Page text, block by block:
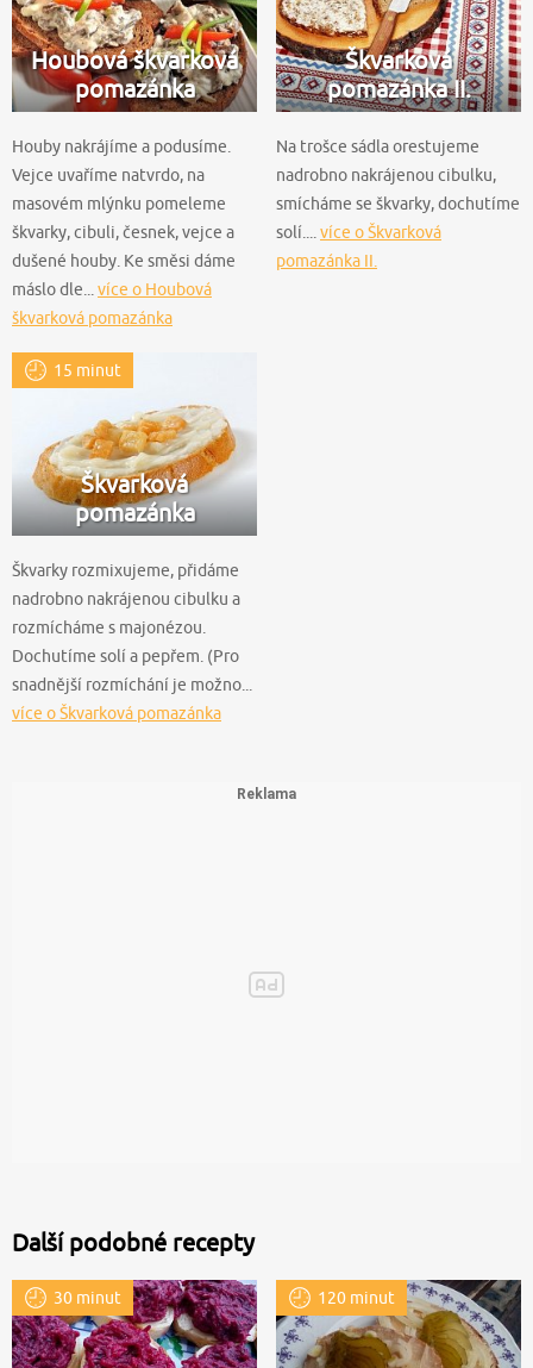
Houbová škvarková
pomazánka
Houby nakrájíme a podusíme.
Vejce uvaříme natvrdo, na
masovém mlýnku pomeleme
škvarky, cibuli, česnek, vejce a
dušené houby. Ke směsi dáme
máslo dle... více o Houbová
škvarková pomazánka
Škvarková
pomazánka II.
Na trošce sádla orestujeme
nadrobno nakrájenou cibulku,
smícháme se škvarky, dochutíme
solí.... více o Škvarková
pomazánka II.
15 minut
Škvarková
pomazánka
Škvarky rozmixujeme, přidáme
nadrobno nakrájenou cibulku a
rozmícháme s majonézou.
Dochutíme solí a pepřem. (Pro
snadnější rozmíchání je možno...
více o Škvarková pomazánka
Další podobné recepty
30 minut 120 minut